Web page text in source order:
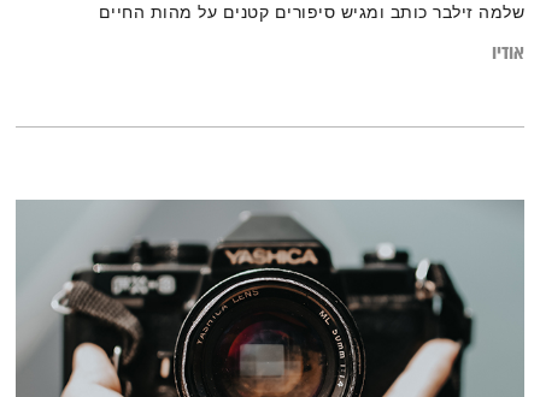
שלמה זילבר כותב ומגיש סיפורים קטנים על מהות החיים
אודיו